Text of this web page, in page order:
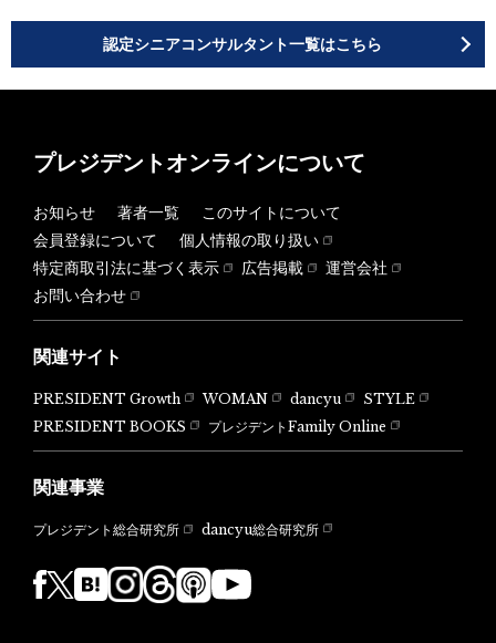
認定シニアコンサルタント一覧はこちら
プレジデントオンラインについて
お知らせ 著者一覧
このサイトについて
会員登録について
個人情報の取り扱い
特定商取引法に基づく表示
広告掲載
運営会社
お問い合わせ
関連サイト
PRESIDENT Growth WOMAN dancyu
STYLE
PRESIDENT BOOKS
プレジデントFamily Online
関連事業
プレジデント総合研究所 dancyu総合研究所